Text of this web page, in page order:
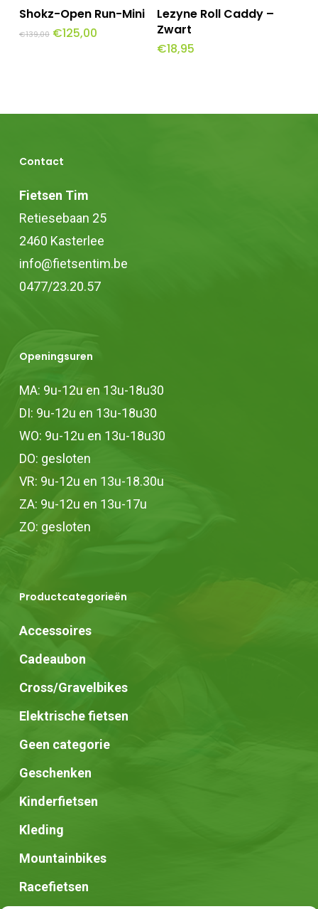
Toevoegen Aan
Winkelwagen
Shokz-Open Run-Mini
€139,00 Oorspronkelijke
€125,00Huidige
Toevoegen Aan
Winkelwagen
Lezyne Roll Caddy –
Zwart
€18,95
Contact
Fietsen Tim
Retiesebaan 25
2460 Kasterlee
info@fietsentim.be
0477/23.20.57
Openingsuren
MA: 9u-12u en 13u-18u30
DI: 9u-12u en 13u-18u30
WO: 9u-12u en 13u-18u30
DO: gesloten
VR: 9u-12u en 13u-18.30u
ZA: 9u-12u en 13u-17u
ZO: gesloten
Productcategorieën
Accessoires
Cadeaubon
Cross/Gravelbikes
Elektrische fietsen
Geen categorie
Geschenken
Kinderfietsen
Kleding
Mountainbikes
Racefietsen